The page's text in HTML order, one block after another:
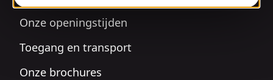
Onze openingstijden
Toegang en transport
Onze brochures